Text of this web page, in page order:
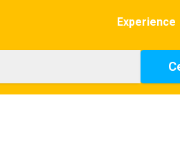
Experience